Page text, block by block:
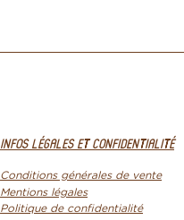
INFOS LÉGALES ET CONFIDENTIALITÉ
Conditions générales de vente
Mentions légales
Politique de confidentialité